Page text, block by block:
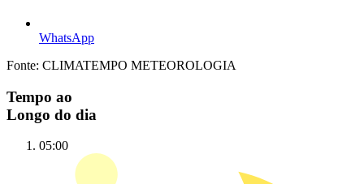
WhatsApp
Fonte: CLIMATEMPO METEOROLOGIA
Tempo ao
Longo do dia
05:00